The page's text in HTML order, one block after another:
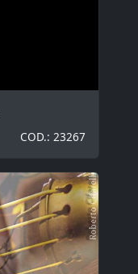
COD.: 23267